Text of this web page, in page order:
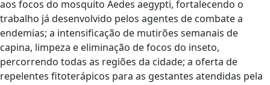
aos focos do mosquito Aedes aegypti, fortalecendo o
trabalho já desenvolvido pelos agentes de combate a
endemias; a intensificação de mutirões semanais de
capina, limpeza e eliminação de focos do inseto,
percorrendo todas as regiões da cidade; a oferta de
repelentes fitoterápicos para as gestantes atendidas pela